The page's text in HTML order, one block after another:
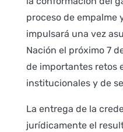
proceso de empalme
impulsará una vez
Nación el próximo 7
de importantes retos
institucionales y de
La entrega de la
jurídicamente el